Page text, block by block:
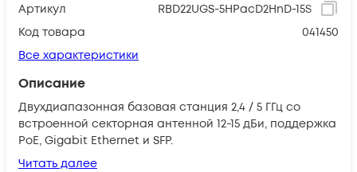
Артикул
RBD22UGS-5HPacD2HnD-15S
Код товара
041450
Все характеристики
Описание
Двухдиапазонная базовая станция 2,4 / 5 ГГц со
встроенной секторная антенной 12-15 дБи, поддержка
PoE, Gigabit Ethernet и SFP.
Читать далее